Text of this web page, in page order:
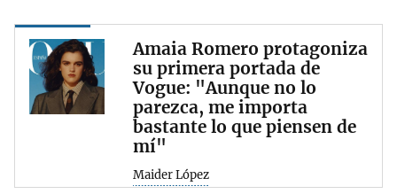
Amaia Romero protagoniza
su primera portada de
Vogue: "Aunque no lo
parezca, me importa
bastante lo que piensen de
mí"
Maider López